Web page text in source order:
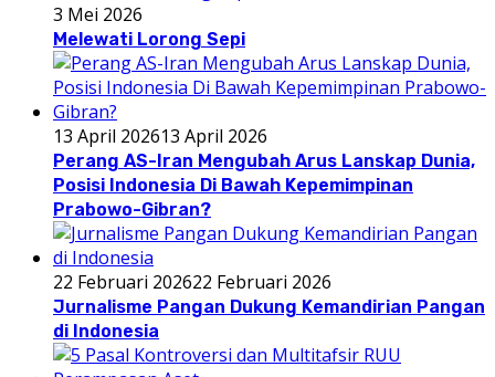
3 Mei 2026
Melewati Lorong Sepi
13 April 202613 April 2026
Perang AS-Iran Mengubah Arus Lanskap Dunia,
Posisi Indonesia Di Bawah Kepemimpinan
Prabowo-Gibran?
22 Februari 202622 Februari 2026
Jurnalisme Pangan Dukung Kemandirian Pangan
di Indonesia